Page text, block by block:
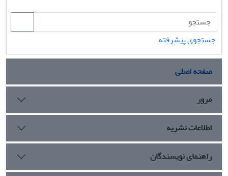
جستجوی پیشرفته
صفحه اصلی
مرور
اطلاعات نشریه
راهنمای نویسندگان